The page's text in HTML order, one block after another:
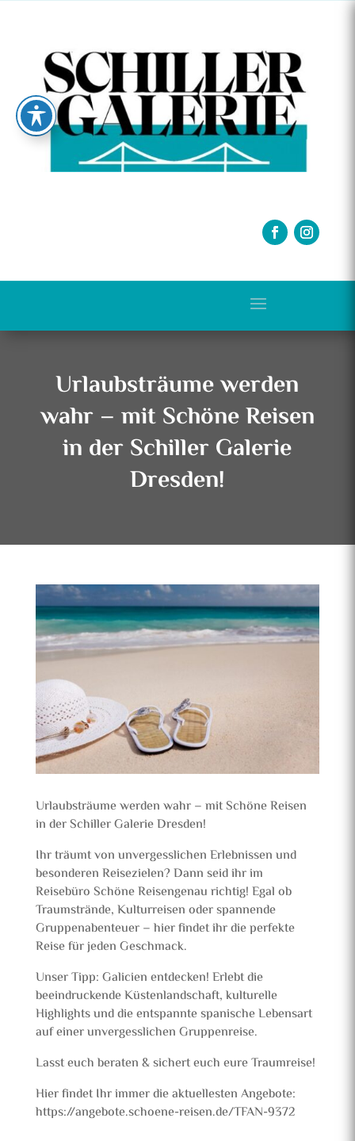
Urlaubsträume werden
wahr – mit Schöne Reisen
in der Schiller Galerie
Dresden!
Urlaubsträume werden wahr – mit Schöne Reisen
in der Schiller Galerie Dresden!
Ihr träumt von unvergesslichen Erlebnissen und
besonderen Reisezielen? Dann seid ihr im
Reisebüro Schöne Reisengenau richtig! Egal ob
Traumstrände, Kulturreisen oder spannende
Gruppenabenteuer – hier findet ihr die perfekte
Reise für jeden Geschmack.
Unser Tipp: Galicien entdecken! Erlebt die
beeindruckende Küstenlandschaft, kulturelle
Highlights und die entspannte spanische Lebensart
auf einer unvergesslichen Gruppenreise.
Lasst euch beraten & sichert euch eure Traumreise!
Hier findet Ihr immer die aktuellesten Angebote:
https://angebote.schoene-reisen.de/TFAN-9372